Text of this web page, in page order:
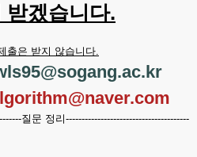
받겠습니다.
출은 받지 않습니다.
질문 정리---------------------------------------